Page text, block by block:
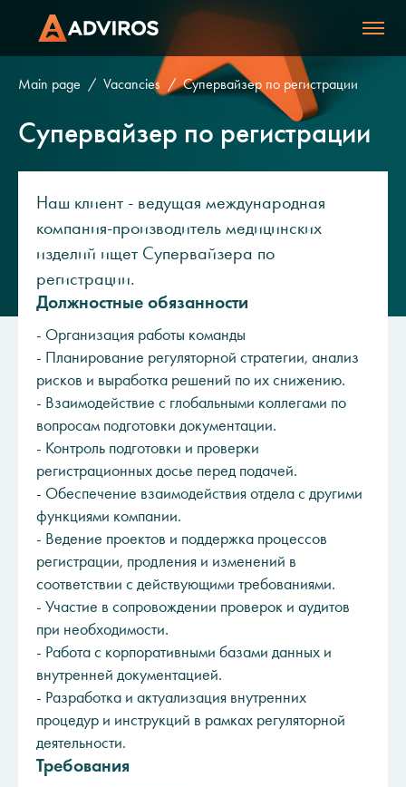
Main page Vacancies Супервайзер по регистрации
Супервайзер по регистрации
Наш клиент - ведущая международная
компания-производитель медицинских
изделий ищет Супервайзера по
регистрации.
Должностные обязанности
- Организация работы команды
- Планирование регуляторной стратегии, анализ
рисков и выработка решений по их снижению.
- Взаимодействие с глобальными коллегами по
вопросам подготовки документации.
- Контроль подготовки и проверки
регистрационных досье перед подачей.
- Обеспечение взаимодействия отдела с другими
функциями компании.
- Ведение проектов и поддержка процессов
регистрации, продления и изменений в
соответствии с действующими требованиями.
- Участие в сопровождении проверок и аудитов
при необходимости.
- Работа с корпоративными базами данных и
внутренней документацией.
- Разработка и актуализация внутренних
процедур и инструкций в рамках регуляторной
деятельности.
Требования